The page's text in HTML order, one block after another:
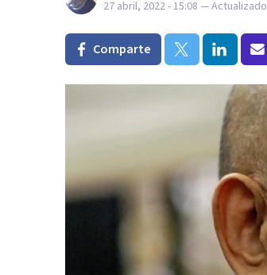
27 abril, 2022 - 15:08 — Actualizado
Comparte